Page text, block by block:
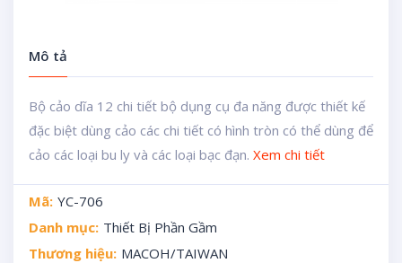
Mô tả
Bộ cảo dĩa 12 chi tiết bộ dụng cụ đa năng được thiết kế
đặc biệt dùng cảo các chi tiết có hình tròn có thể dùng để
cảo các loại bu ly và các loại bạc đạn. Xem chi tiết
Mã: YC-706
Danh mục: Thiết Bị Phần Gầm
Thương hiệu: MACOH/TAIWAN